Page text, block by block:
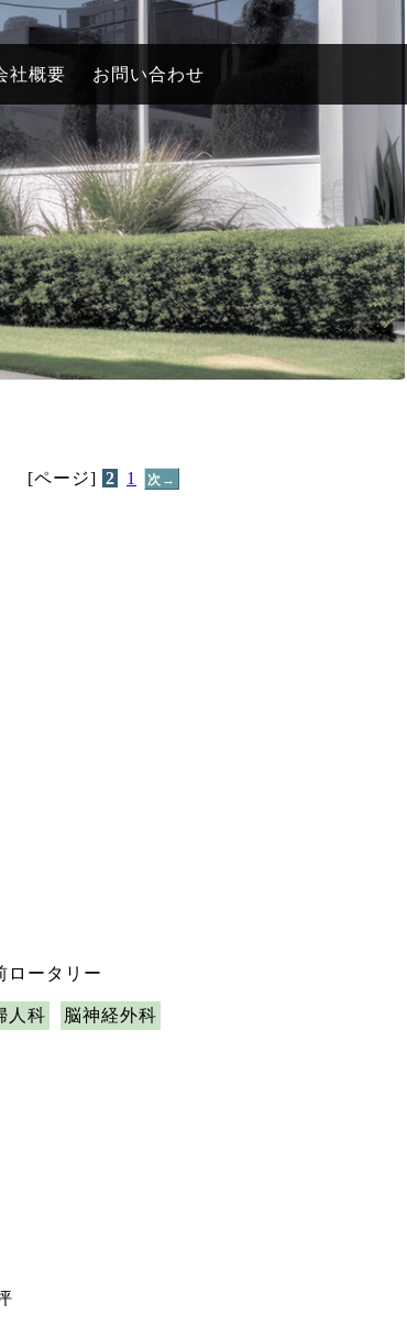
社概要 お問い合わせ
[ページ] 2 1 次→
ロータリー
人科
脳神経外科